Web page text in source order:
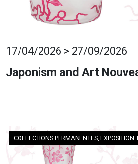
17/04/2026 > 27/09/2026
Japonism and Art
COLLECTIONS PERMANENTES, EXPOSITION